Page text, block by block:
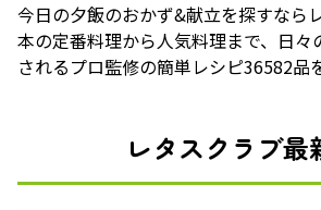
今日の夕飯のおかず&献立を探すなら
本の定番料理から人気料理まで、日々
されるプロ監修の簡単レシピ36582品
レタスクラブ最